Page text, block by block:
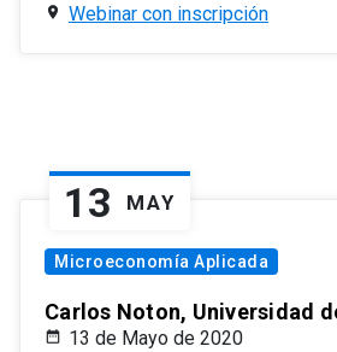
Webinar con inscripción
13 MAY
Microeconomía Aplicada
Carlos Noton, Universidad
13 de Mayo de 2020